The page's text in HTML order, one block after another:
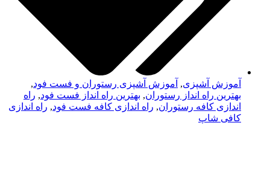
آموزش آشپزی, آموزش آشپزی رستوران و فست فود,
بهترین راه انداز رستوران, بهترین راه انداز فست فود, راه
اندازی کافه رستوران, راه اندازی کافه فست فود, راه اندازی
کافی شاپ